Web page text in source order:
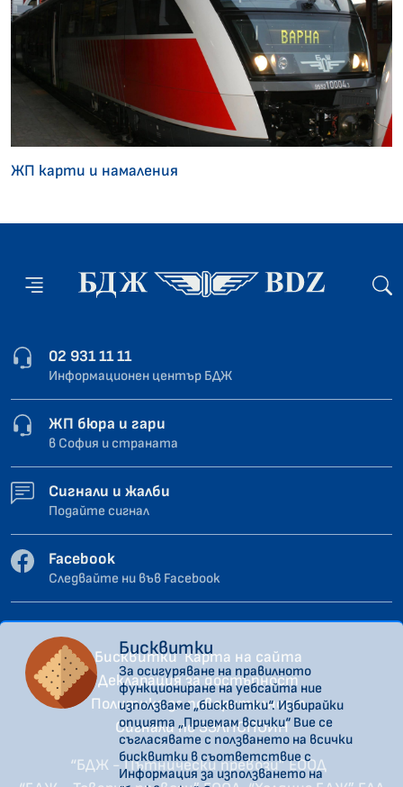
ЖП карти и намаления
02 931 11 11
Информационен център БДЖ
ЖП бюра и гари
в София и страната
Сигнали и жалби
Подайте сигнал
Facebook
Следвайте ни във Facebook
Бисквитки Карта на сайта
Декларация за достъпност
Политика за поверителност
Сигнали по ЗЗЛПСПОИН
“БДЖ - Пътнически превози” ЕООД
Бисквитки
За осигуряване на правилното
функциониране на уебсайта ние
използваме „бисквитки“. Избирайки
опцията „Приемам всички“ Вие се
съгласявате с ползването на всички
бисквитки в съответствие с
Информация за използването на